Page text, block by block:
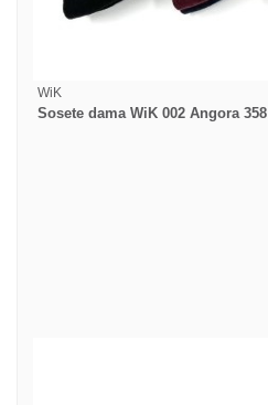
WiK
Sosete dama WiK 002 Angora 358